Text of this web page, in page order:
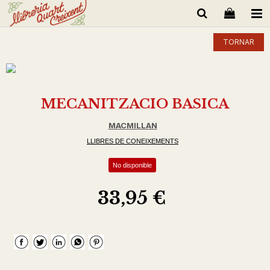
TORNAR
MECANITZACIO BASICA
MACMILLAN
LLIBRES DE CONEIXEMENTS
No disponible
33,95 €